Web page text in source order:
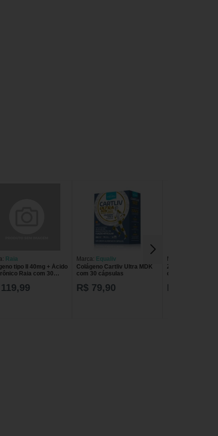
Raia
tipo II 40mg + Ácido
Raia com 30
Marca: Equaliv
Colágeno Cartliv Ultra MDK
com 30 cápsulas
R$ 79,90
Marca:
Zinco Elixir
cápsulas
R$ 24,90